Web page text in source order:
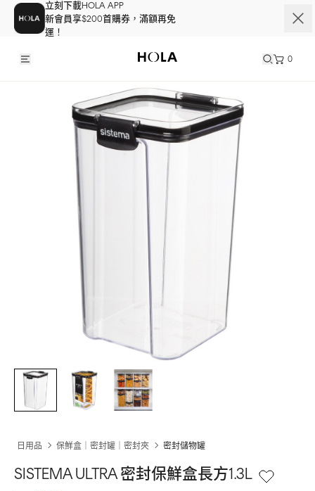
立刻下載HOLA APP
新會員享$200首購券，滿額再免
運！
0
日用品 保鮮盒｜密封罐｜密封夾 密封儲物罐
SISTEMA ULTRA 密封保鮮盒長方1.3L